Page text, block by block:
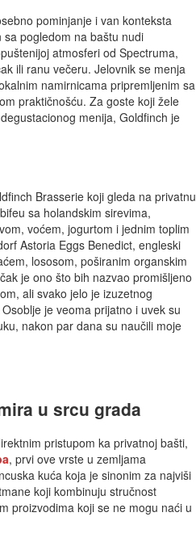
pominjanje i van konteksta
pogledom na baštu nudi
atmosferi od Spectruma,
ili ranu večeru. Jelovnik se menja
namirnicama pripremljenim sa
praktičnošću. Za goste koji žele
menija, Goldfinch je
Brasserie koji gleda na privatnu
sa holandskim sirevima,
voćem, jogurtom i jednim toplim
Astoria Eggs Benedict, engleski
lososom, poširanim organskim
je ono što bih nazvao promišljeno
ali svako jelo je izuzetnog
je veoma prijatno i uvek su
nakon par dana su naučili moje
u srcu grada
pristupom ka privatnoj bašti,
, prvi ove vrste u zemljama
kuća koja je sinonim za najviši
koji kombinuju stručnost
proizvodima koji se ne mogu naći u